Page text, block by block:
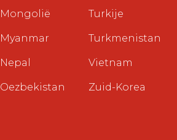
Mongolië
Myanmar
Nepal
Oezbekistan
Turkije
Turkmenistan
Vietnam
Zuid-Korea